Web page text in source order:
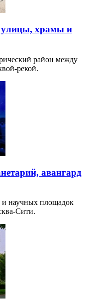
улицы, храмы и
район между
рекой.
авангард
и научных площадок
Сити.